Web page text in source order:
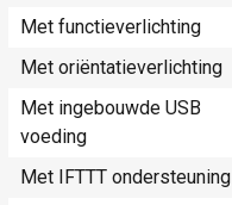
Met functieverlichting
Met oriëntatieverlichting
Met ingebouwde USB
voeding
Met IFTTT ondersteuning